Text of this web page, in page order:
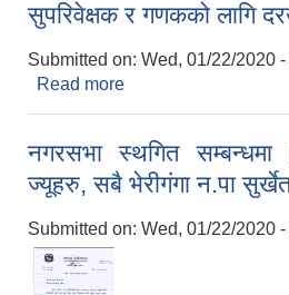
सुपरिवेक्षक र गणकको लागि
Submitted on: Wed, 01/22/2020
Read more
नगरसभा स्थगित
ज्यूहरु, सबै भेरीगंगा न.पा
Submitted on: Wed, 01/22/2020